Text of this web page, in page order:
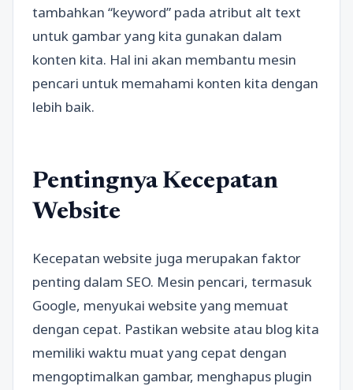
tambahkan “keyword” pada atribut alt text
untuk gambar yang kita gunakan dalam
konten kita. Hal ini akan membantu mesin
pencari untuk memahami konten kita dengan
lebih baik.
Pentingnya Kecepatan
Website
Kecepatan website juga merupakan faktor
penting dalam SEO. Mesin pencari, termasuk
Google, menyukai website yang memuat
dengan cepat. Pastikan website atau blog kita
memiliki waktu muat yang cepat dengan
mengoptimalkan gambar, menghapus plugin